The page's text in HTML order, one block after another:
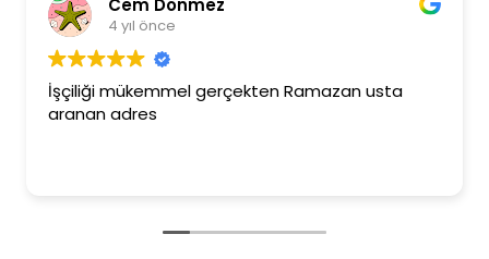
Cem Dönmez
4 yıl önce
İşçiliği mükemmel gerçekten Ramazan usta
aranan adres